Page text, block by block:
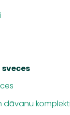
dāvanu komplekti